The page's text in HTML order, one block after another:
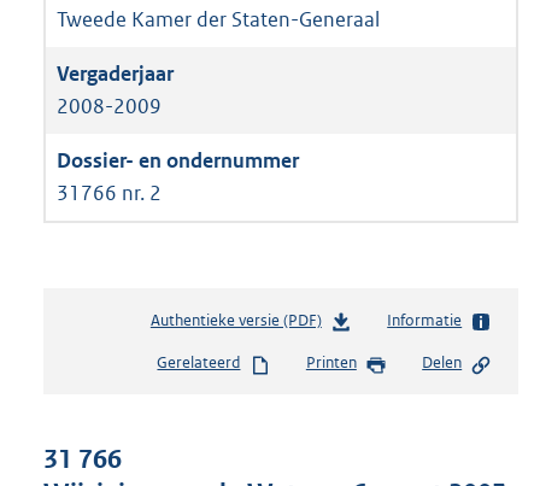
Tweede Kamer der Staten-Generaal
2008-2009
31766 nr. 2
Authentieke versie (PDF)b
s
Informatie
Gerelateerd Printen Delen
31 766